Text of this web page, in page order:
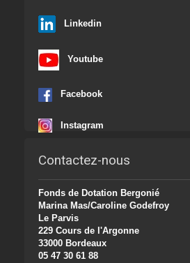
Linkedin
Youtube
Facebook
Instagram
Contactez-nous
Fonds de Dotation Bergonié
Marina Mas/Caroline Godefroy
Le Parvis
229 Cours de l'Argonne
33000 Bordeaux
05 47 30 61 88